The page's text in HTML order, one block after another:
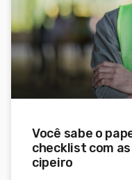
Você sabe o
checklist com
cipeiro